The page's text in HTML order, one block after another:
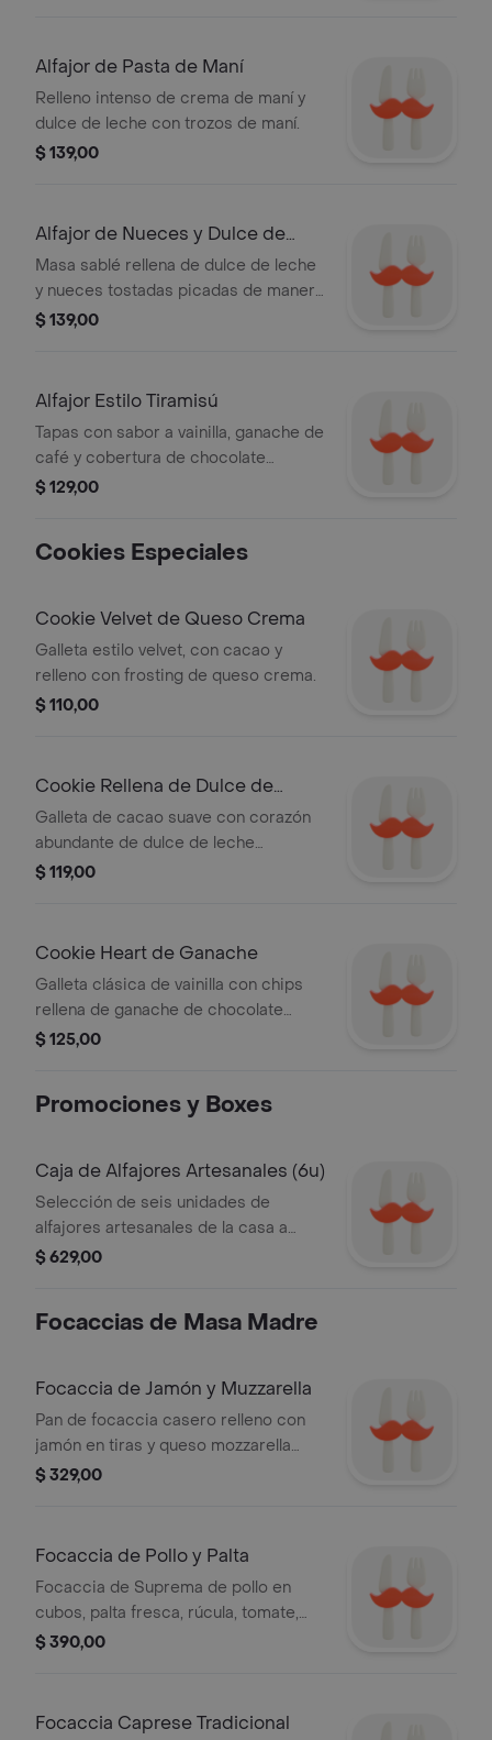
Alfajor de Pasta de Maní
Relleno intenso de crema de maní y
dulce de leche con trozos de maní.
$ 139,00
Alfajor de Nueces y Dulce de
Leche
Masa sablé rellena de dulce de leche
y nueces tostadas picadas de manera
artesanal.
$ 139,00
Alfajor Estilo Tiramisú
Tapas con sabor a vainilla, ganache de
café y cobertura de chocolate
semiamargo.
$ 129,00
Cookies Especiales
Cookie Velvet de Queso Crema
Galleta estilo velvet, con cacao y
relleno con frosting de queso crema.
$ 110,00
Cookie Rellena de Dulce de
Leche
Galleta de cacao suave con corazón
abundante de dulce de leche
repostero.
$ 119,00
Cookie Heart de Ganache
Galleta clásica de vainilla con chips
rellena de ganache de chocolate
intenso.
$ 125,00
Promociones y Boxes
Caja de Alfajores Artesanales (6u)
Selección de seis unidades de
alfajores artesanales de la casa a
elección del cliente.
$ 629,00
Focaccias de Masa Madre
Focaccia de Jamón y Muzzarella
Pan de focaccia casero relleno con
jamón en tiras y queso mozzarella
fundido.
$ 329,00
Focaccia de Pollo y Palta
Focaccia de Suprema de pollo en
cubos, palta fresca, rúcula, tomate,
queso y aderezo de la casa en
$ 390,00
Focaccia Caprese Tradicional